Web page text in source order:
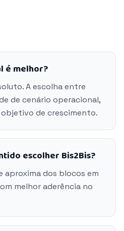
é melhor?
A escolha entre
de cenário operacional,
de crescimento.
escolher Bis2Bis?
aproxima dos blocos em
melhor aderência no